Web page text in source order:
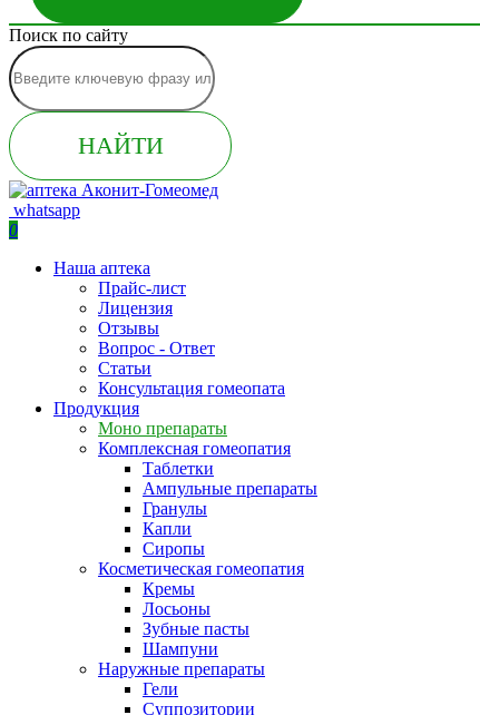
Поиск по сайту
НАЙТИ
whatsapp
0
Наша аптека
Прайс-лист
Лицензия
Отзывы
Вопрос - Ответ
Статьи
Консультация гомеопата
Продукция
Моно препараты
Комплексная гомеопатия
Таблетки
Ампульные препараты
Гранулы
Капли
Сиропы
Косметическая гомеопатия
Кремы
Лосьоны
Зубные пасты
Шампуни
Наружные препараты
Гели
Суппозитории